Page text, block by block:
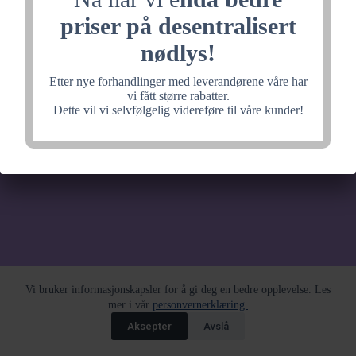
priser på desentralisert
nødlys!
Etter nye forhandlinger med leverandørene våre har
vi fått større rabatter.
Dette vil vi selvfølgelig videreføre til våre kunder!
Vi bruker informasjonskapsler for å gi deg en bedre opplevelse. Les
mer i vår personvernerklæring.
Aksepter
Avslå
noe fantastisk, velkommen
tilbake litt senere.